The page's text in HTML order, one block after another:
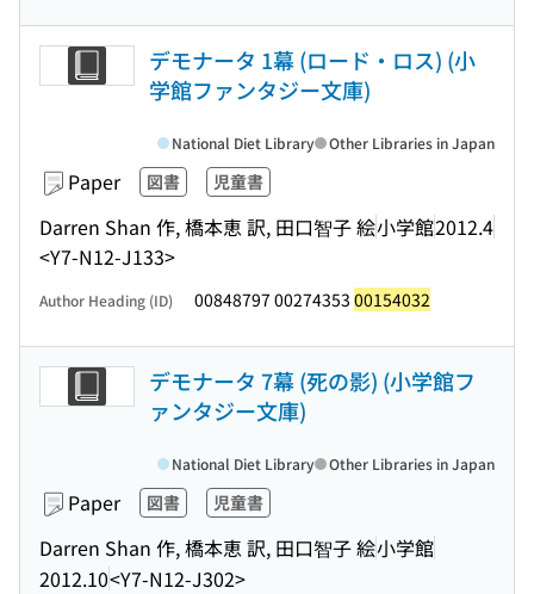
デモナータ 1幕 (ロード・ロス) (小
学館ファンタジー文庫)
Paper 図書 児童書
Darren Shan 作, 橋本恵 訳, 田口智子 絵小学館2012.4
<Y7-N12-J133>
National Diet Library Other Libraries in Japan
Author Heading (ID) 00848797 00274353 00154032
デモナータ 7幕 (死の影) (小学館フ
ァンタジー文庫)
Paper 図書 児童書
Darren Shan 作, 橋本恵 訳, 田口智子 絵小学館
2012.10<Y7-N12-J302>
National Diet Library Other Libraries in Japan